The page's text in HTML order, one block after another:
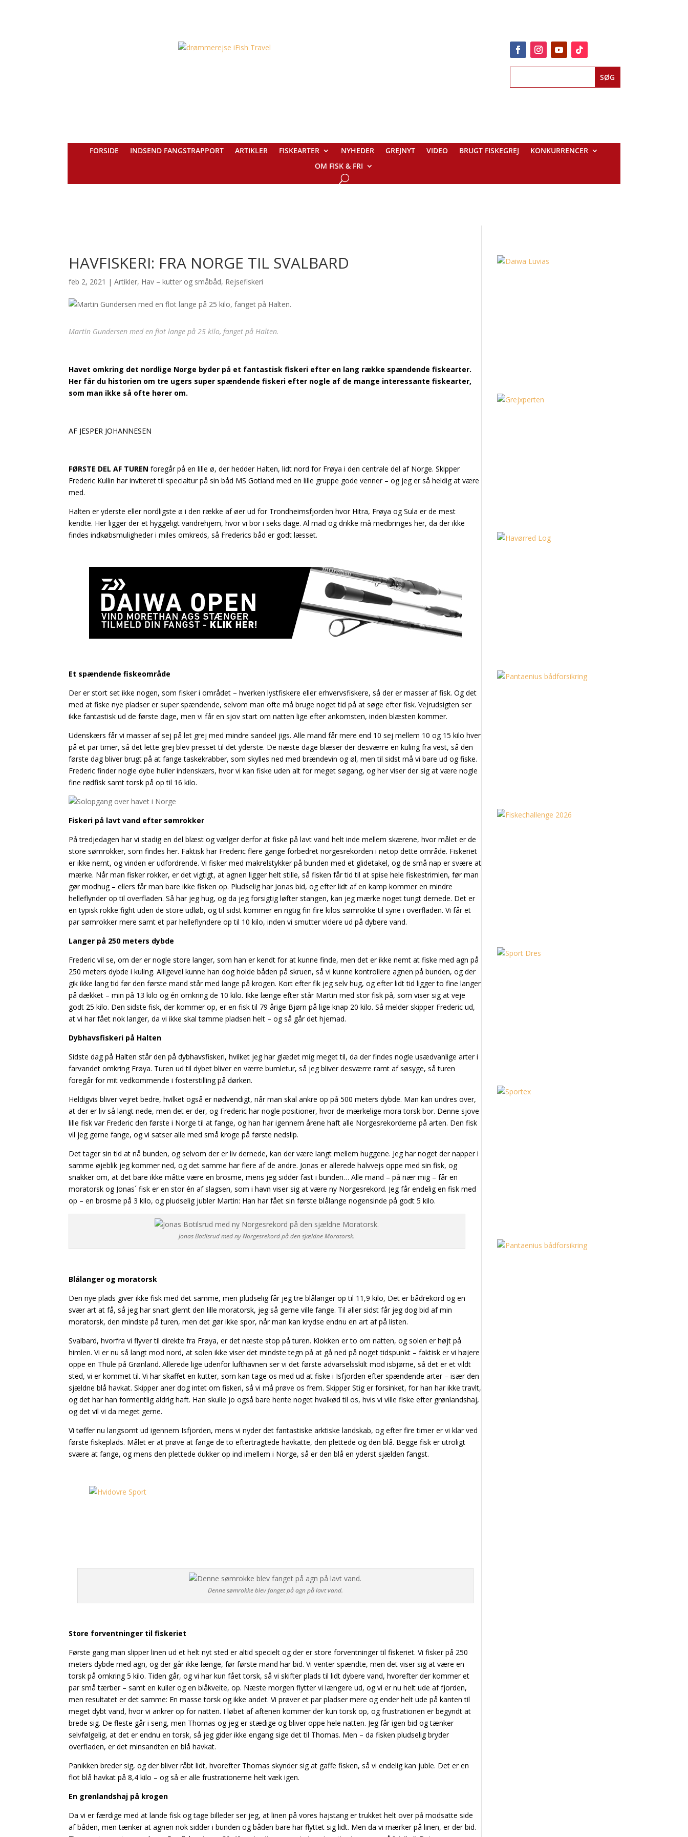
FORSIDE INDSEND FANGSTRAPPORT ARTIKLER FISKEARTER NYHEDER GREJNYT VIDEO BRUGT FISKEGREJ
KONKURRENCER
OM FISK & FRI
HAVFISKERI: FRA NORGE TIL SVALBARD
feb 2, 2021 |Artikler, Hav – kutter og småbåd, Rejsefiskeri
Martin Gundersen med en flot lange på 25 kilo, fanget på Halten.
Havet omkring det nordlige Norge byder på et fantastisk fiskeri efter en lang række spændende fiskearter.
Her får du historien om tre ugers super spændende fiskeri efter nogle af de mange interessante fiskearter,
som man ikke så ofte hører om.
AF JESPER JOHANNESEN
FØRSTE DEL AF TUREN foregår på en lille ø, der hedder Halten, lidt nord for Frøya i den centrale del af Norge. Skipper
Frederic Kullin har inviteret til specialtur på sin båd MS Gotland med en lille gruppe gode venner – og jeg er så heldig at være
med.
Halten er yderste eller nordligste ø i den række af øer ud for Trondheimsfjorden hvor Hitra, Frøya og Sula er de mest
kendte. Her ligger der et hyggeligt vandrehjem, hvor vi bor i seks dage. Al mad og drikke må medbringes her, da der ikke
findes indkøbsmuligheder i miles omkreds, så Frederics båd er godt læsset.
Et spændende fiskeområde
Der er stort set ikke nogen, som fisker i området – hverken lystfiskere eller erhvervsfiskere, så der er masser af fisk. Og det
med at fiske nye pladser er super spændende, selvom man ofte må bruge noget tid på at søge efter fisk. Vejrudsigten ser
ikke fantastisk ud de første dage, men vi får en sjov start om natten lige efter ankomsten, inden blæsten kommer.
Udenskærs får vi masser af sej på let grej med mindre sandeel jigs. Alle mand får mere end 10 sejmellem 10 og 15 kilo hver
på et par timer, så det lette grej blev presset til det yderste. De næste dage blæser der desværre en kuling fra vest, så den
første dag bliver brugt på at fange taskekrabber, som skylles ned med brændevin og øl, men til sidst må vi bare ud og fiske.
Frederic finder nogle dybe huller indenskærs, hvor vi kan fiske uden alt for meget søgang, og her viser der sig at være nogle
fine rødfisk samt torsk på op til 16 kilo.
Fiskeri på lavt vand efter sømrokker
På tredjedagen har vi stadig en del blæst og vælger derfor at fiske på lavt vand helt inde mellemskærene, hvor målet er de
store sømrokker, som findes her. Faktisk har Frederic flere gangeforbedret norgesrekorden i netop dette område. Fiskeriet
er ikke nemt, og vinden er udfordrende. Vi fisker med makrelstykker på bunden medet glidetakel, og de små nap er svære at
mærke. Når man fisker rokker, er det vigtigt, at agnenligger helt stille, så fisken får tid til at spise hele fiskestrimlen, før man
gør modhug – ellers får manbare ikke fisken op. Pludselig har Jonas bid, og efter lidt af en kamp kommer en mindre
helleflynder op til overfladen. Så har jeg hug, og da jeg forsigtig løfter stangen, kan jeg mærke noget tungt dernede. Det er
en typisk rokke fight uden de store udløb, og til sidst kommer en rigtig fin fire kilos sømrokke til syne i overfladen. Vi får et
par sømrokker mere samt et par helleflyndere op til 10 kilo, inden vi smutter videre ud på dybere vand.
Langer på 250 meters dybde
Frederic vil se, om der er nogle store langer, som han er kendt for at kunne finde, men det er ikkenemt at fiske med agn på
250 meters dybde i kuling. Alligevel kunne han dog holde båden påskruen, så vi kunne kontrollere agnen på bunden, og der
gik ikke lang tid før den første mand stårmed lange på krogen. Kort efter fik jeg selv hug, og efter lidt tid ligger to fine langer
på dækket – min på 13 kilo og én omkring de 10 kilo. Ikke længe efter står Martin med stor fisk på, som visersig at veje
godt 25 kilo. Den sidste fisk, der kommer op, er en fisk til 79 årige Bjørn på ligeknap 20 kilo. Så melder skipper Frederic ud,
at vi har fået nok langer, da vi ikke skaltømme pladsen helt – og så går det hjemad.
Dybhavsfiskeri på Halten
Sidste dag på Halten står den på dybhavsfiskeri, hvilket jeg har glædet mig meget til, da der findes nogle usædvanlige arter i
farvandet omkring Frøya. Turen ud til dybet bliver en værre bumletur, så jeg bliver desværre ramt af søsyge, så turen
foregår for mit vedkommende i fosterstilling på dørken.
Heldigvis bliver vejret bedre, hvilket også er nødvendigt, når man skal ankre op på 500 meters dybde. Man kan undres over,
at der er liv så langt nede, men det er der, og Frederic har nogle positioner, hvor de mærkelige mora torsk bor. Denne sjove
lille fisk var Frederic den første i Norgetil at fange, og han har igennem årene haft alle Norgesrekorderne på arten. Den fisk
vil jeg gernefange, og vi satser alle med små kroge på første nedslip.
Det tager sin tid at nå bunden, og selvom der er liv dernede, kan der være langt mellem huggene. Jeg har noget der napper i
samme øjeblik jeg kommer ned, og det samme har flere af de andre. Jonas er allerede halvvejs oppe med sin fisk, og
snakker om, at det bare ikke måtte være en brosme, mens jeg sidder fast i bunden… Alle mand – på nær mig – får en
moratorsk og Jonas´ fisk er en stor én af slagsen, som i havn viser sig at være ny Norgesrekord. Jeg får endelig en fisk med
op – en brosme på 3 kilo, og pludselig jubler Martin: Han har fået sin første blålange nogensinde på godt 5 kilo.
Jonas Botilsrud med ny Norgesrekord på den sjældne Moratorsk.
Blålanger og moratorsk
Den nye plads giver ikke fisk med det samme, men pludselig får jeg tre blålanger op til 11,9 kilo, Det er bådrekord og en
svær art at få, så jeg har snart glemt den lille moratorsk, jeg så gerne ville fange. Til aller sidst får jeg dog bid af min
moratorsk, den mindste på turen, men det gør ikke spor, når man kan krydse endnu en art af på listen.
Svalbard, hvorfra vi flyver til direkte fra Frøya, er det næste stop på turen. Klokken er to om natten, og solen er højt på
himlen. Vi er nu så langt mod nord, at solen ikke viser det mindste tegn på at gå ned på noget tidspunkt – faktisk er vi højere
oppe en Thule på Grønland. Allerede lige udenfor lufthavnen ser vi det første advarselsskilt mod isbjørne, så det er et vildt
sted, vi er kommet til.Vi har skaffet en kutter, som kan tage os med ud at fiske i Isfjorden efter spændende arter – især den
sjældne blå havkat. Skipper aner dog intet om fiskeri, så vi må prøve os frem. Skipper Stig er forsinket, for han har ikke travlt,
og det har han formentlig aldrig haft. Han skulle jo også bare hente noget hvalkød til os, hvis vi ville fiske efter grønlandshaj,
og det vil vi da meget gerne.
Vi tøffer nu langsomt ud igennem Isfjorden, mens vi nyder det fantastiske arktiske landskab, og efter fire timer er vi klar ved
første fiskeplads. Målet er at prøve at fange de to eftertragtede havkatte, den plettede og den blå. Begge fisk er utroligt
svære at fange, og mens den plettede dukker op ind imellem i Norge, så er den blå en yderst sjælden fangst.
Denne sømrokke blev fanget på agn på lavt vand.
Store forventninger til fiskeriet
Første gang man slipper linen ud et helt nyt sted er altid specielt og der er store forventninger til fiskeriet. Vi fisker på 250
meters dybde med agn, og der går ikke længe, før første mand har bid.Vi venter spændte, men det viser sig at være en
torsk på omkring 5 kilo. Tiden går, og vi har kun fået torsk, så vi skifter plads til lidt dybere vand, hvorefter der kommer et
par små tærber – samt en kuller og en blåkveite, op. Næste morgen flytter vi længere ud, og vi er nu helt ude af fjorden,
men resultatet er det samme: En masse torsk og ikke andet. Vi prøver et par pladser mere og ender helt ude på kanten til
megetdybt vand, hvor vi ankrer op for natten. I løbet af aftenen kommer der kun torsk op, og frustrationen er begyndt at
brede sig. De fleste går i seng, men Thomas og jeg er stædige og bliver oppe hele natten. Jeg får igen bid og tænker
selvfølgelig, at det er endnu en torsk, så jeg gider ikke engang sige det til Thomas. Men – da fisken pludselig bryder
overfladen, er det minsandten en blå havkat.
Panikken breder sig, og der bliver råbt lidt, hvorefter Thomas skynder sig at gaffe fisken, så viendelig kan juble. Det er en
flot blå havkat på 8,4 kilo – og så er alle frustrationerne helt væk igen.
En grønlandshaj på krogen
Da vi er færdige med at lande fisk og tage billeder ser jeg, at linen på vores hajstang er trukket helt over på modsatte side
af båden, men tænker at agnen nok sidder i bunden og båden bare har flyttet sig lidt. Men da vi mærker på linen, er der bid.